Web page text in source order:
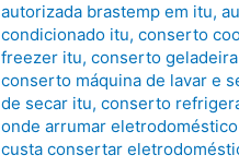
autorizada brastemp em itu,
condicionado itu,conserto
freezer itu,conserto
conserto máquina de lavar e
de secar itu,conserto
onde arrumar
custa consertar